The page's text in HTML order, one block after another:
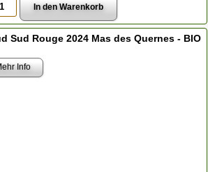
Sud Rouge 2024 Mas des Quernes - BIO
Info